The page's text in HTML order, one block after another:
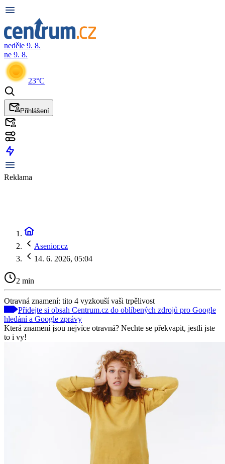
neděle 9. 8.
ne 9. 8.
23°C
Přihlášení
Reklama
Asenior.cz
14. 6. 2026, 05:04
2 min
Otravná znamení: tito 4 vyzkouší vaši trpělivost
Přidejte si obsah Centrum.cz do oblíbených zdrojů pro Google
hledání a Google zprávy
Která znamení jsou nejvíce otravná? Nechte se překvapit, jestli jste
to i vy!